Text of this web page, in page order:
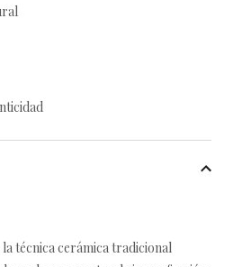
técnica cerámica tradicional